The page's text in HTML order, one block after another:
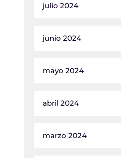
julio 2024
junio 2024
mayo 2024
abril 2024
marzo 2024